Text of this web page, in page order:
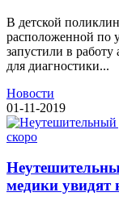
В детской
расположенной по
запустили в
для диагностики...
Новости
01-11-2019
медики увидят